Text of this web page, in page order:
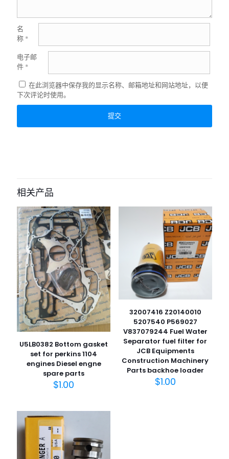
名
称 *
电子邮
件 *
在此浏览器中保存我的显示名称、邮箱地址和网站地址，以便
下次评论时使用。
相关产品
U5LB0382 Bottom gasket
set for perkins 1104
engines Diesel engne
spare parts
$1.00
32007416 Z20140010
5207540 P569027
V837079244 Fuel Water
Separator fuel filter for
JCB Equipments
Construction Machinery
Parts backhoe loader
$1.00